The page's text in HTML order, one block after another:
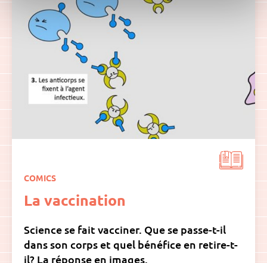
COMICS
La vaccination
Science se fait vacciner. Que se passe-t-il
dans son corps et quel bénéfice en retire-t-
il? La réponse en images.